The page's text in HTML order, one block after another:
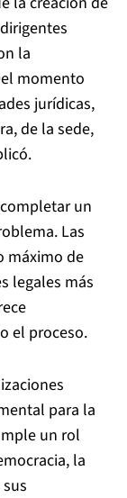
la
momento
jurídicas,
de la sede,
un
Las
máximo de
legales más
el proceso.
para la
un rol
la